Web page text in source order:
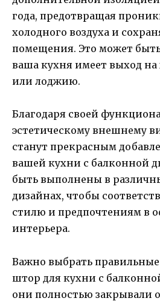
года, предотвращая
холодного воздуха и
помещения. Это может быть
ваша кухня имеет выход
или лоджию.
Благодаря своей
эстетическому внешнему
станут прекрасным
вашей кухни с балконной
быть выполнены в
дизайнах, чтобы
стилю и предпочтениям в
интерьера.
Важно выбрать правильные
штор для кухни с
они полностью закрывали